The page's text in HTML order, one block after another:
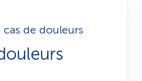
de douleurs